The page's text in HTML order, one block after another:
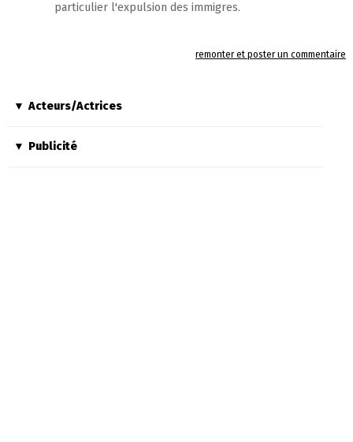
particulier l'expulsion des immigres.
remonter et poster un commentaire
Acteurs/Actrices
Publicité